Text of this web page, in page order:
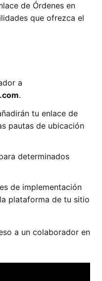
de Órdenes en
que ofrezca el
a
.
tu enlace de
pautas de ubicación
determinados
de implementación
plataforma de tu sitio
a un colaborador en